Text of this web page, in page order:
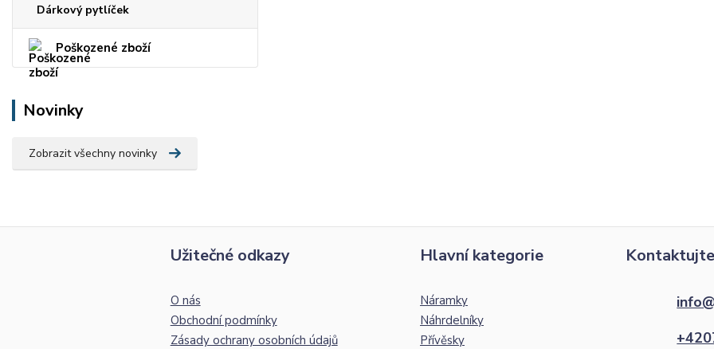
Dárkový pytlíček
Poškozené zboží
Novinky
Zobrazit všechny novinky
Užitečné odkazy
O nás
Obchodní podmínky
Zásady ochrany osobních údajů
Hlavní kategorie
Náramky
Náhrdelníky
Přívěsky